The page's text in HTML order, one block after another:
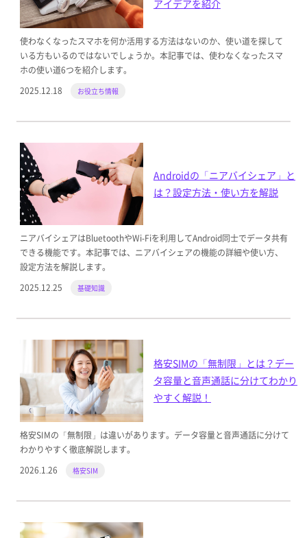
アイデアを紹介
使わなくなったスマホを何か活用する方法はないのか、使い道を探して
いる方もいるのではないでしょうか。本記事では、使わなくなったスマ
ホの使い道6つを紹介します。
2025.12.18
お役立ち情報
Androidの「ニアバイシェア」と
は？設定方法・使い方を解説
ニアバイシェアはBluetoothやWi-Fiを利用してAndroid同士でデータ共有
できる機能です。本記事では、ニアバイシェアの機能の詳細や使い方、
設定方法を解説します。
2025.12.25
基礎知識
格安SIMの「無制限」とは？デー
タ容量と音声通話に分けてわかり
やすく解説！
格安SIMの「無制限」は違いがあります。データ容量と音声通話に分けて
わかりやすく徹底解説します。
2026.1.26
格安SIM